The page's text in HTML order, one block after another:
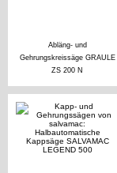
Abläng- und
Gehrungskreissäge GRAULE
ZS 200 N